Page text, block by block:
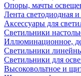
Опоры, мачты
Лента светодиодная
Аксессуары для
Светильники
Иллюминационное,
Светильники
Светильники для
Высоковольтное и